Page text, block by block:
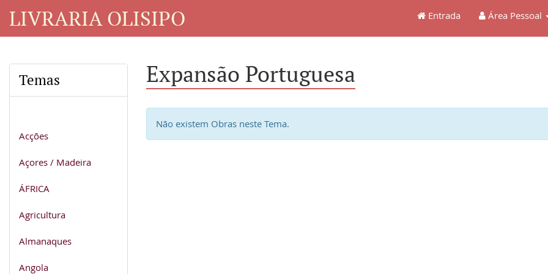
LIVRARIA OLISIPO Entrada Área Pessoal
Temas
Acções
Açores / Madeira
ÁFRICA
Agricultura
Almanaques
Angola
Expansão Portuguesa
Não existem Obras neste Tema.